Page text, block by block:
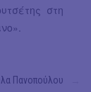
στη
Πανοπούλου